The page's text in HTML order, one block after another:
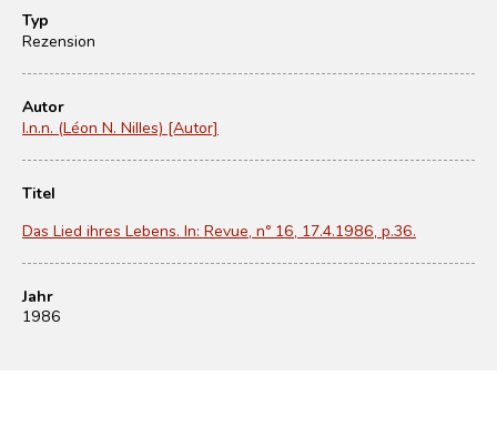
Typ
Rezension
Autor
l.n.n. (Léon N. Nilles) [Autor]
Titel
Das Lied ihres Lebens. In: Revue, nº 16, 17.4.1986, p.36.
Jahr
1986